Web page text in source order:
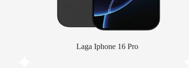
Laga Iphone 16 Pro